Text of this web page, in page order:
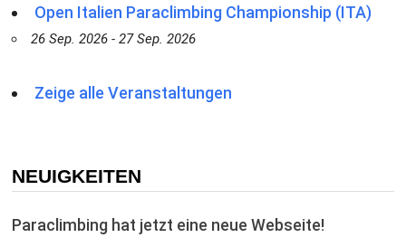
Open Italien Paraclimbing Championship (ITA)
26 Sep. 2026 - 27 Sep. 2026
Zeige alle Veranstaltungen
NEUIGKEITEN
Paraclimbing hat jetzt eine neue Webseite!